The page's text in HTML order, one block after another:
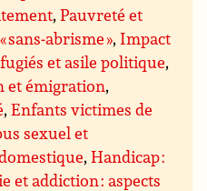
,Pauvreté et
sans-abrisme », Impact
et asile politique,
et émigration,
,Enfants victimes de
sexuel et
,Handicap :
et addiction : aspects